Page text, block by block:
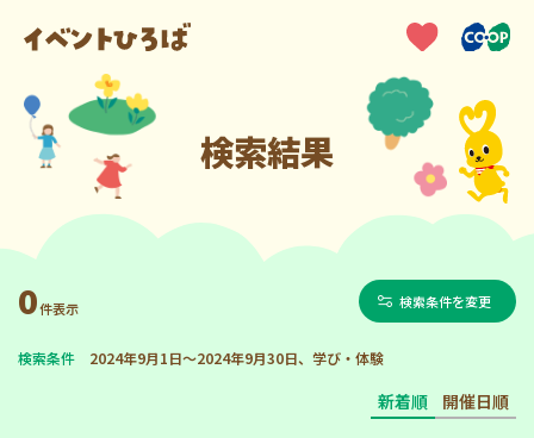
検索結果
0件表示 検索条件を変更
検索条件 2024年9月1日～2024年9月30日、学び・体験
新着順 開催日順